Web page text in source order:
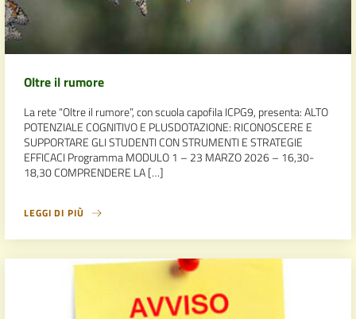
Oltre il rumore
La rete “Oltre il rumore”, con scuola capofila ICPG9, presenta: ALTO
POTENZIALE COGNITIVO E PLUSDOTAZIONE: RICONOSCERE E
SUPPORTARE GLI STUDENTI CON STRUMENTI E STRATEGIE
EFFICACI Programma MODULO 1 – 23 MARZO 2026 – 16,30-
18,30 COMPRENDERE LA […]
LEGGI DI PIÙ